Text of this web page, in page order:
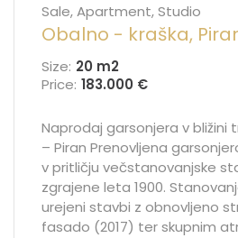
Sale, Apartment, Studio
Obalno - kraška,
Size: 20 m2
Price: 183.000 €
Naprodaj garsonjera v bližini
– Piran Prenovljena
v pritličju večstanovanjske
zgrajene leta 1900.
urejeni stavbi z obnovljeno
fasado (2017) ter skupnim